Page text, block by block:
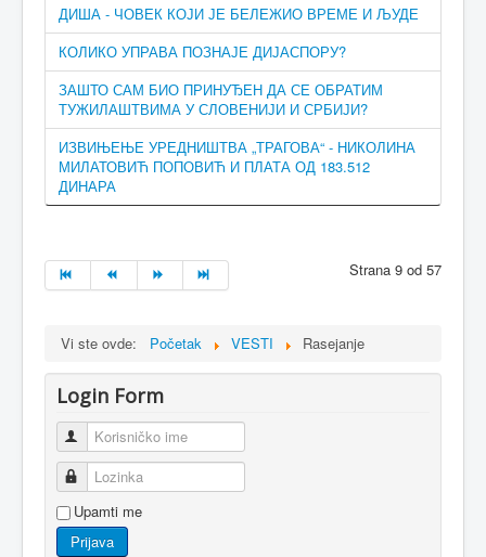
ДИША - ЧОВЕК КОЈИ ЈЕ БЕЛЕЖИО ВРЕМЕ И ЉУДЕ
КОЛИКО УПРАВА ПОЗНАЈЕ ДИЈАСПОРУ?
ЗАШТО САМ БИО ПРИНУЂЕН ДА СЕ ОБРАТИМ
ТУЖИЛАШТВИМА У СЛОВЕНИЈИ И СРБИЈИ?
ИЗВИЊЕЊЕ УРЕДНИШТВА „ТРАГОВА“ - НИКОЛИНА
МИЛАТОВИЋ ПОПОВИЋ И ПЛАТА ОД 183.512
ДИНАРА
Strana 9 od 57
Vi ste ovde: Početak VESTI Rasejanje
Login Form
Korisničko ime
Lozinka
Upamti me
Prijava